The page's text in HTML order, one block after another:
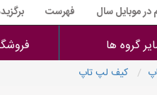
در موبایل سال فهرست
گروه ها
کیف لپ تاپ